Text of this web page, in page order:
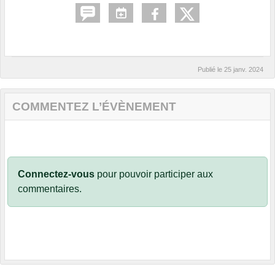
Publié le 25 janv. 2024
COMMENTEZ L’ÉVÈNEMENT
Connectez-vous pour pouvoir participer aux
commentaires.